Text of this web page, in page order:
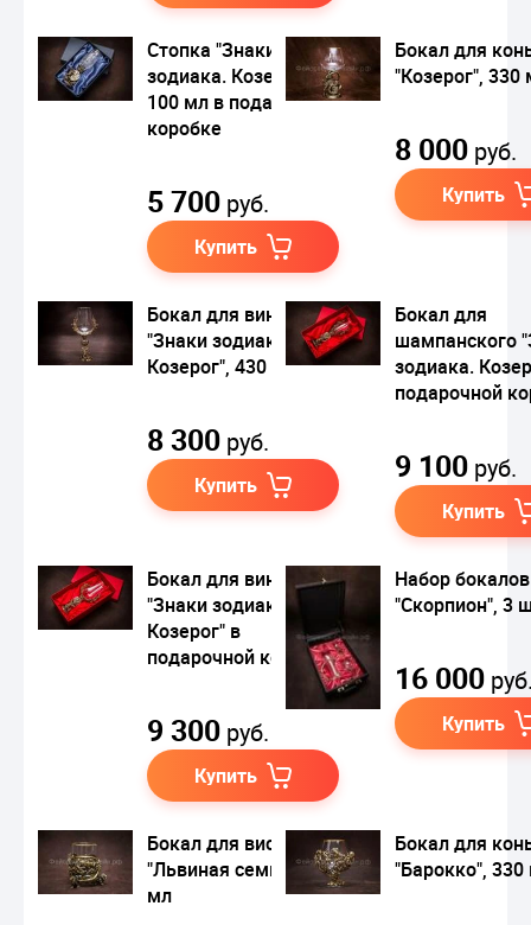
Стопка "Знаки
зодиака. Козерог",
100 мл в подарочной
коробке
5 700 руб.
Купить
Бокал для
"Козерог", 330
8 000 руб.
Купить
Бокал для вина
"Знаки зодиака.
Козерог", 430 мл
8 300 руб.
Купить
Бокал для
шампанского
зодиака.
подарочной
9 100 руб.
Купить
Бокал для вина
"Знаки зодиака.
Козерог" в
подарочной коробке
9 300 руб.
Купить
Набор бокалов
"Скорпион", 3
16 000
Купить
Бокал для виски
"Львиная семья", 330
мл
Бокал для
"Барокко",